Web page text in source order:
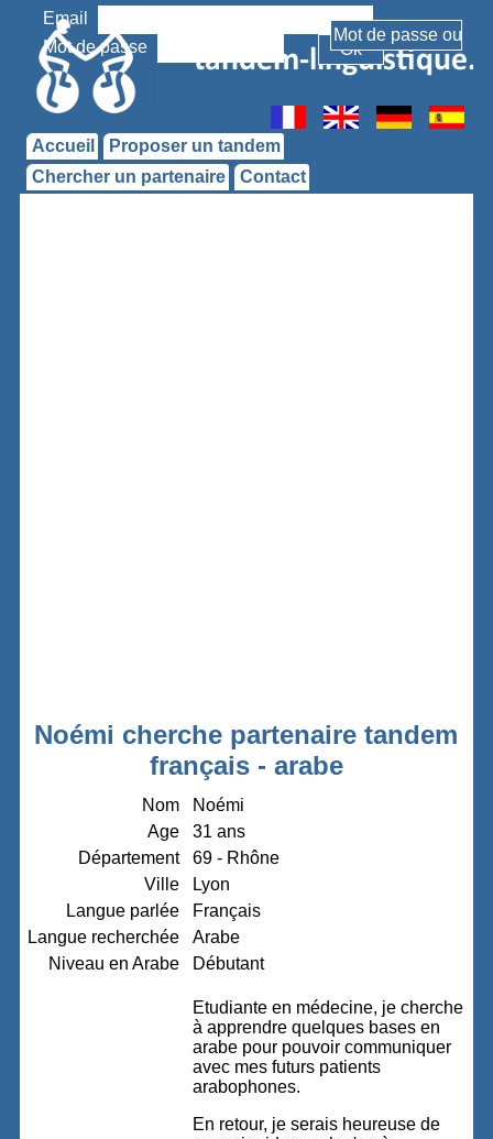
Email
Mot de passe
Accueil
Proposer un tandem
Chercher un partenaire
Contact
Noémi cherche partenaire tandem
français - arabe
Nom
Noémi
Age
31 ans
Département
69 - Rhône
Ville
Lyon
Langue parlée
Français
Langue recherchée
Arabe
Niveau en Arabe
Débutant
Etudiante en médecine, je cherche
à apprendre quelques bases en
arabe pour pouvoir communiquer
avec mes futurs patients
arabophones.
En retour, je serais heureuse de